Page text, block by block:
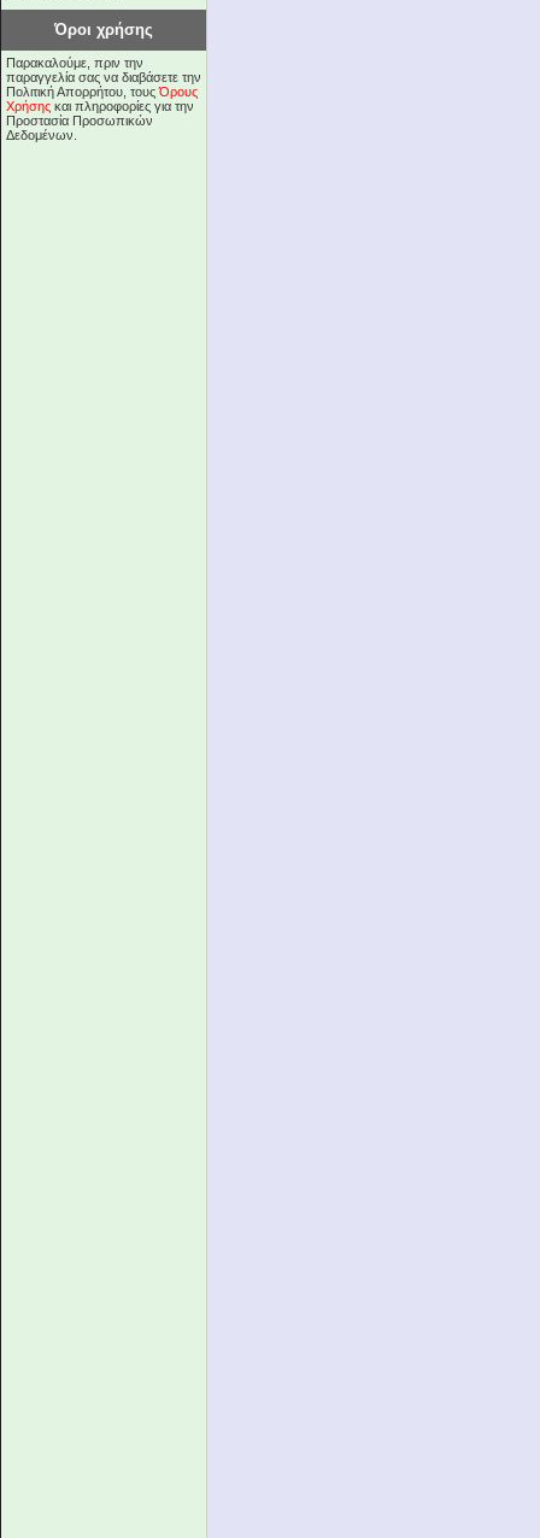
Όροι χρήσης
Παρακαλούμε, πριν την
παραγγελία σας να διαβάσετε την
Πολιτική Απορρήτου, τουςΌρους
Χρήσης και πληροφορίες για την
Προστασία Προσωπικών
Δεδομένων.